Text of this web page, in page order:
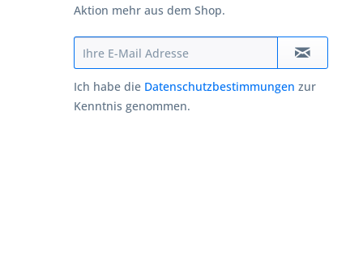
Aktion mehr aus dem Shop.
Ich habe die Datenschutzbestimmungen zur
Kenntnis genommen.